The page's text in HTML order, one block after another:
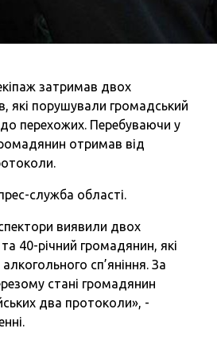
затримав двох
які порушували громадський
до перехожих. Перебуваючи у
отримав від
служба області.
виявили двох
та 40-річний громадянин, які
сп’яніння. За
стані громадянин
два протоколи», -